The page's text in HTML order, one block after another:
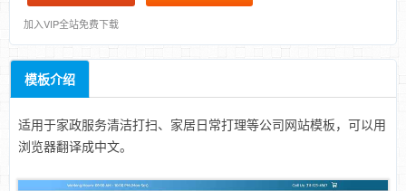
加入VIP全站免费下载
模板介绍
适用于家政服务清洁打扫、家居日常打理等公司网站模板，可以用
浏览器翻译成中文。